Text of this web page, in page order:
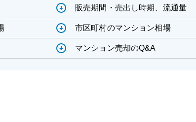
販売期間・売出し時期、流通量
市区町村のマンション相場
マンション売却のQ&A